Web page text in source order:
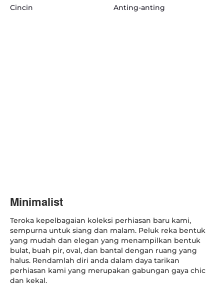
Cincin Anting-anting
Minimalist
Teroka kepelbagaian koleksi perhiasan baru kami,
sempurna untuk siang dan malam. Peluk reka bentuk
yang mudah dan elegan yang menampilkan bentuk
bulat, buah pir, oval, dan bantal dengan ruang yang
halus. Rendamlah diri anda dalam daya tarikan
perhiasan kami yang merupakan gabungan gaya chic
dan kekal.